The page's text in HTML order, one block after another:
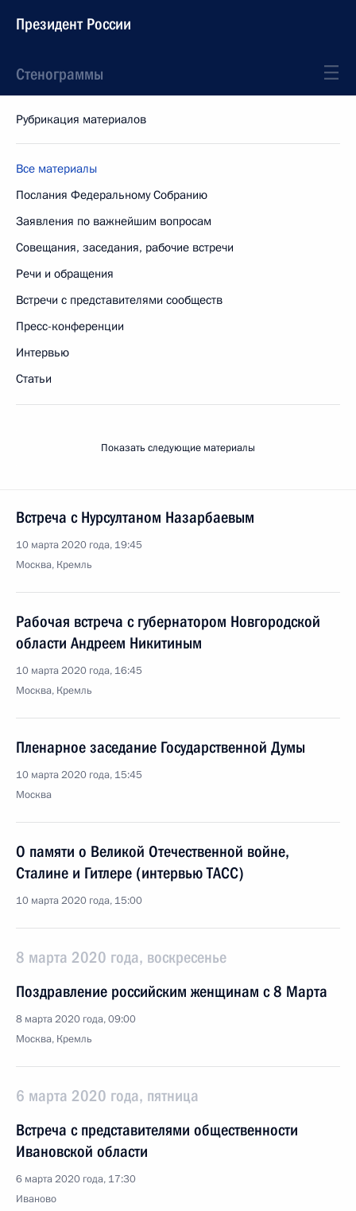
Президент России
Стенограммы
Рубрикация материалов
Все материалы
Послания Федеральному Собранию
Заявления по важнейшим вопросам
Совещания, заседания, рабочие встречи
Речи и обращения
Встречи с представителями сообществ
Пресс-конференции
Интервью
Статьи
Показать следующие материалы
Встреча с Нурсултаном Назарбаевым
10 марта 2020 года, 19:45
Москва, Кремль
Рабочая встреча с губернатором Новгородской
области Андреем Никитиным
10 марта 2020 года, 16:45
Москва, Кремль
Пленарное заседание Государственной Думы
10 марта 2020 года, 15:45
Москва
О памяти о Великой Отечественной войне,
Сталине и Гитлере (интервью ТАСС)
10 марта 2020 года, 15:00
8 марта 2020 года, воскресенье
Поздравление российским женщинам с 8 Марта
8 марта 2020 года, 09:00
Москва, Кремль
6 марта 2020 года, пятница
Встреча с представителями общественности
Ивановской области
6 марта 2020 года, 17:30
Иваново